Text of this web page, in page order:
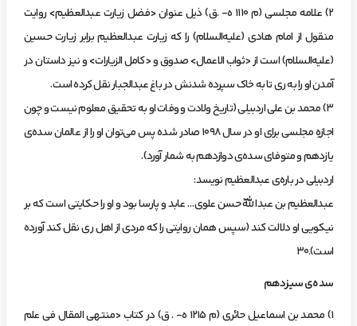
2) علامه‌ مجلسي‌ (م‌ 1110 ه- .‌ق) ذيل‌ عنوان‌ <فضل‌ زيارت‌ عبدالعظيم> روايت‌
منقول‌ از امام‌ هادي‌ (عليه‌السلام) را كه‌ زيارت‌ عبدالعظيم‌ برابر زيارت‌ حسين‌
(عليه‌السلام) است‌ از <ثواب‌ الاعمال> صدوق‌ و <كامل‌ الزيارات> و نيز داستان‌ در
آمدن‌ او را به‌ ري‌ تا به‌ خاك‌ سپرده‌ شدنش‌ در باغ‌ عبدالجبار نقل‌ كرده‌ است.
3) محمد بن‌ علي‌ اردبيلي‌ (تاريخ‌ ولادت‌ و وفات‌ او به‌ تحقيق‌ معلوم‌ نيست‌ و چون‌
اجازهِ‌ مجلسي‌ براي‌ او در سال‌ 1098 صادر شده‌ پس‌ مي‌توان‌ او را از عالمان‌ سده‌ي‌
يازدهم‌ و متوفاي‌ سده‌ي‌ دوازدهم‌ به‌ شمار آورد).
‌اردبيلي‌ در باره‌ي‌ عبدالعظيم‌ نويسد:
عبدالعظيم‌ بن‌ عبداللّه‌ حسن‌ علوي… عابد و پارسا بود و او را حكايتي‌ است‌ كه‌ بر
نيكويي‌ او دلالت‌ كند (سپس‌ همان‌ روايتي‌ را كه‌ مردي‌ از اهل‌ ري‌ نقل‌ كند آورده‌
است).30
سده‌ي‌ سيزدهم‌
1) محمد بن‌ اسماعيل‌ حائري‌ (م‌ 1215 ه- . ق) در كتاب‌ <منتهي‌ المقال‌ في علم‌